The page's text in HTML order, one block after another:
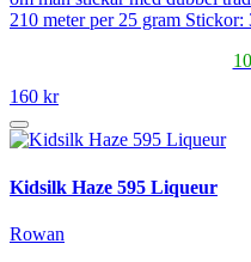
210 meter per 25 gram
160 kr
Kidsilk Haze 595 Liqueur
Rowan